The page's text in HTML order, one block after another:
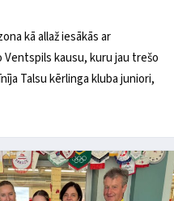
kā allaž iesākās ar
kausu, kuru jau trešo
Talsu kērlinga kluba juniori,